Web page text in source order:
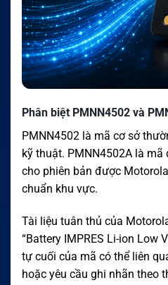
Phân biệt PMNN4502 và
PMNN4502 là mã cơ sở
kỹ thuật. PMNN4502A là
cho phiên bản được
chuẩn khu vực.
Tài liệu tuân thủ của
“Battery IMPRES Li-ion Low
tự cuối của mã có thể liên
hoặc yêu cầu ghi nhãn theo